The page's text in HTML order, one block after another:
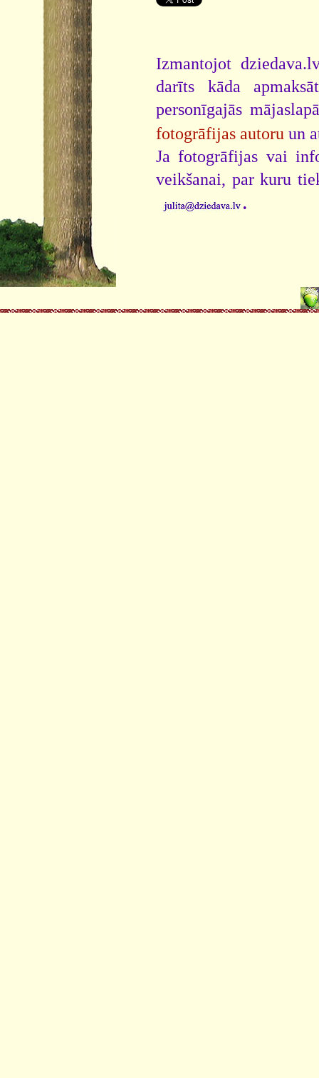
Izmantojot
darīts kāda
personīgajās
fotogrāfijas autoru un
Ja fotogrāfijas vai
veikšanai, par kuru
.